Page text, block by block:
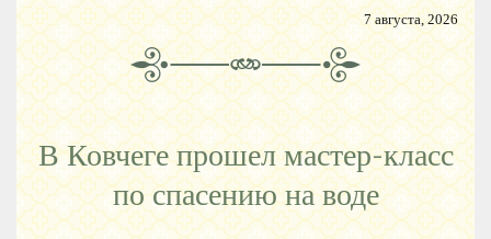
7 августа, 2026
В Ковчеге прошел мастер-класс
по спасению на воде